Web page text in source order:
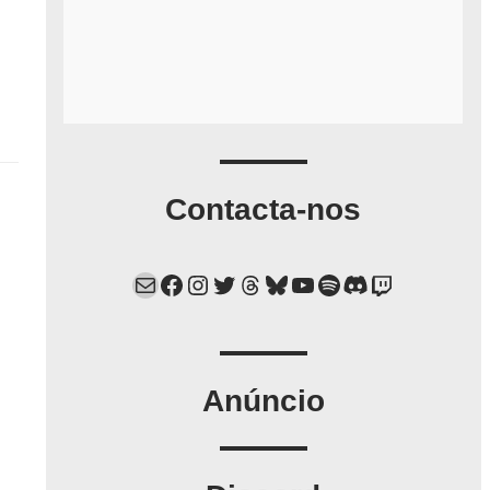
Contacta-nos
Mail Facebook Instagram Twitter Threads Bluesky YouTube Spotify Discord Twitch
Anúncio